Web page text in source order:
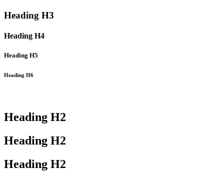
Heading H3
Heading H4
Heading H5
Heading H6
Heading H2
Heading H2
Heading H2